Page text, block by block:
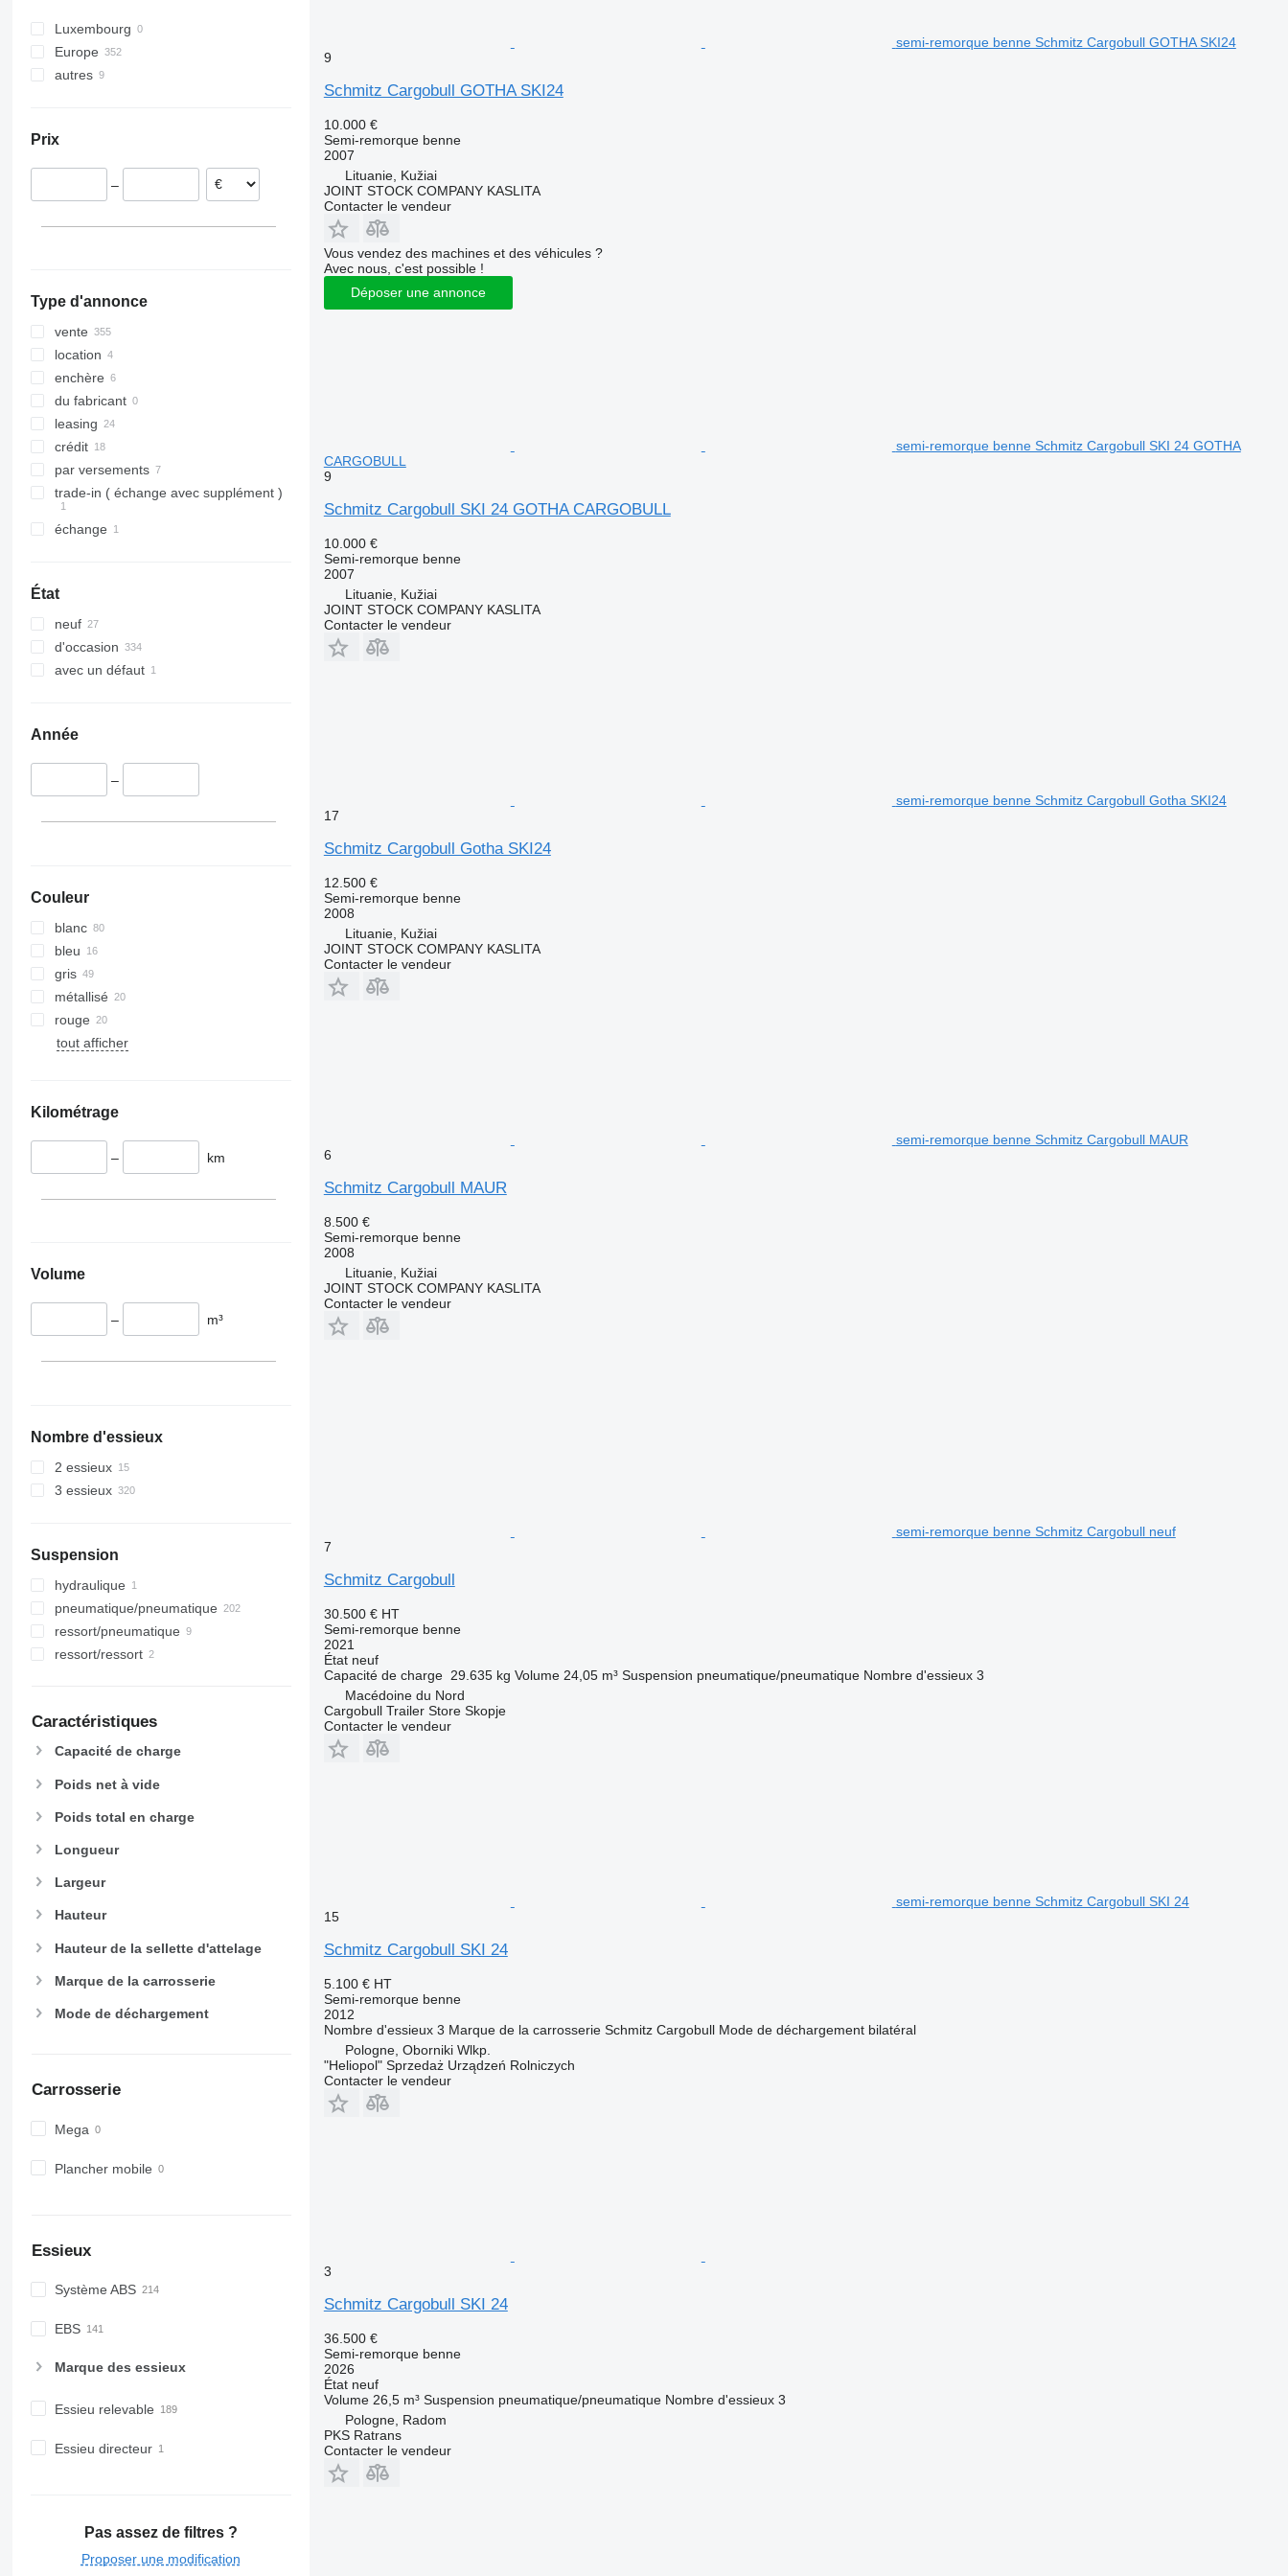
Luxembourg
Europe
Allemagne
Lituanie
République tchèque
autres
Prix
–
Type d'annonce
vente
location
enchère
du fabricant
leasing
crédit
par versements
trade-in ( échange avec supplément )
échange
État
neuf
d'occasion
avec un défaut
Année
–
Couleur
blanc
bleu
gris
métallisé
rouge
tout afficher
Kilométrage
– km
Volume
– m³
Nombre d'essieux
2 essieux
3 essieux
Suspension
hydraulique
pneumatique/pneumatique
ressort/pneumatique
ressort/ressort
Caractéristiques
Capacité de charge
Poids net à vide
Poids total en charge
Longueur
Largeur
Hauteur
Hauteur de la sellette d'attelage
Marque de la carrosserie
Mode de déchargement
Carrosserie
Mega
Plancher mobile
Essieux
Système ABS
EBS
Marque des essieux
Essieu relevable
Essieu directeur
Pas assez de filtres ?
Proposer une modification
semi-remorque benne Schmitz Cargobull GOTHA SKI24
9
Schmitz Cargobull GOTHA SKI24
10.000 €
Semi-remorque benne
2007
Lituanie, Kužiai
JOINT STOCK COMPANY KASLITA
Contacter le vendeur
Vous vendez des machines et des véhicules ?
Avec nous, c'est possible !
Déposer une annonce
semi-remorque benne Schmitz Cargobull SKI 24 GOTHA
CARGOBULL
9
Schmitz Cargobull SKI 24 GOTHA CARGOBULL
10.000 €
Semi-remorque benne
2007
Lituanie, Kužiai
JOINT STOCK COMPANY KASLITA
Contacter le vendeur
semi-remorque benne Schmitz Cargobull Gotha SKI24
17
Schmitz Cargobull Gotha SKI24
12.500 €
Semi-remorque benne
2008
Lituanie, Kužiai
JOINT STOCK COMPANY KASLITA
Contacter le vendeur
semi-remorque benne Schmitz Cargobull MAUR
6
Schmitz Cargobull MAUR
8.500 €
Semi-remorque benne
2008
Lituanie, Kužiai
JOINT STOCK COMPANY KASLITA
Contacter le vendeur
semi-remorque benne Schmitz Cargobull neuf
7
Schmitz Cargobull
30.500 € HT
Semi-remorque benne
2021
Étatneuf
Capacité de charge 29.635 kg Volume 24,05 m³ Suspension pneumatique/pneumatique Nombre d'essieux 3
Macédoine du Nord
Cargobull Trailer Store Skopje
Contacter le vendeur
semi-remorque benne Schmitz Cargobull SKI 24
15
Schmitz Cargobull SKI 24
5.100 € HT
Semi-remorque benne
2012
Nombre d'essieux 3 Marque de la carrosserie Schmitz Cargobull Mode de déchargement bilatéral
Pologne, Oborniki Wlkp.
"Heliopol" Sprzedaż Urządzeń Rolniczych
Contacter le vendeur
3
Schmitz Cargobull SKI 24
36.500 €
Semi-remorque benne
2026
Étatneuf
Volume 26,5 m³ Suspension pneumatique/pneumatique Nombre d'essieux 3
Pologne, Radom
PKS Ratrans
Contacter le vendeur